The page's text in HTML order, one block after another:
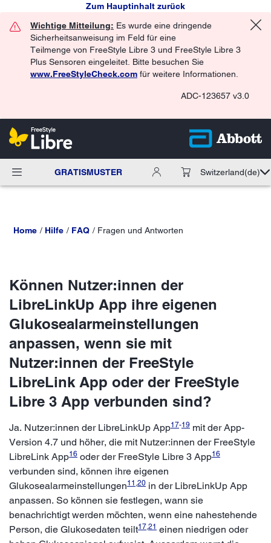
Zum Hauptinhalt zurück
Wichtige Mitteilung: Es wurde eine dringende
Sicherheitsanweisung im Feld für eine
Teilmenge von FreeStyle Libre 3 und FreeStyle Libre 3
Plus Sensoren eingeleitet. Bitte besuchen Sie
www.FreeStyleCheck.com für weitere Informationen.
ADC-123657 v3.0
GRATISMUSTER Switzerland(de)
Home Hilfe FAQ Fragen und Antworten
Können Nutzer:innen der
LibreLinkUp App ihre eigenen
Glukosealarmeinstellungen
anpassen, wenn sie mit
Nutzer:innen der FreeStyle
LibreLink App oder der FreeStyle
Libre 3 App verbunden sind?
Ja. Nutzer:innen der LibreLinkUp App17-19 mit der App-
Version 4.7 und höher, die mit Nutzer:innen der FreeStyle
LibreLink App16 oder der FreeStyle Libre 3 App16
verbunden sind, können ihre eigenen
Glukosealarmeinstellungen11 ,20 in der LibreLinkUp App
anpassen. So können sie festlegen, wann sie
benachrichtigt werden möchten, wenn eine nahestehende
Person, die Glukosedaten teilt17,21 einen niedrigen oder